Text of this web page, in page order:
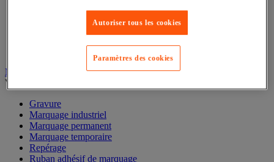
Mesure et repère de chantier
Mesure topographique
Marquage
Voir toute la catégorie
Gravure
Marquage industriel
Marquage permanent
Marquage temporaire
Repérage
Ruban adhésif de marquage
Autoriser tous les cookies
Paramètres des cookies